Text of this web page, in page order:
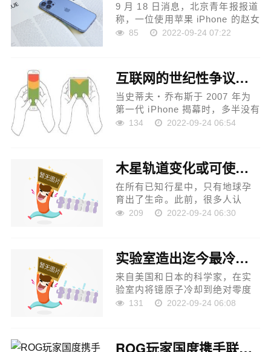
9 月 18 日消息，北京青年报报道
称，一位使用苹果 iPhone 的赵女
士最近经常收到来自查找功能推
着一个允许交友邀请的按...
85 2022-09-24 07:22
互联网的世纪性争议：横屏还是竖屏？
当史蒂夫・乔布斯于 2007 年为
第一代 iPhone 揭幕时，多半没有
想到，今后智能手机最重要的功
台还处于襁褓之中，短视频这个
概...
134 2022-09-24 06:54
木星轨道变化或可使地球更宜居
在所有已知行星中，只有地球孕
育出了生命。此前，很多人认
为，像木星这种巨大的行星，其
研究中，研究人员发现，木...
209 2022-09-24 06:30
实验室造出迄今最冷物质
来自美国和日本的科学家，在实
验室内将镱原子冷却到绝对零度
之上十亿分之一摄氏度，这是所
冷。相关研究发表于《自然...
131 2022-09-24 06:08
ROG玩家国度携手联发科再推实力新品游戏手机的向上而生